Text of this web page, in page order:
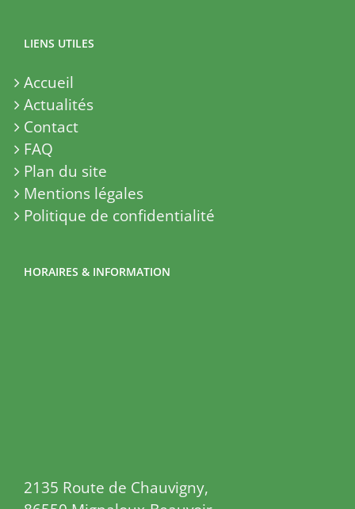
LIENS UTILES
Accueil
Actualités
Contact
FAQ
Plan du site
Mentions légales
Politique de confidentialité
HORAIRES & INFORMATION
2135 Route de Chauvigny,